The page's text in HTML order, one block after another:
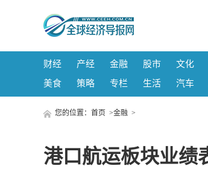
财经 产经 金融 股市 文化
美食
策略 专栏 生活 汽车
您的位置： 首页 >金融 >
港口航运板块业绩